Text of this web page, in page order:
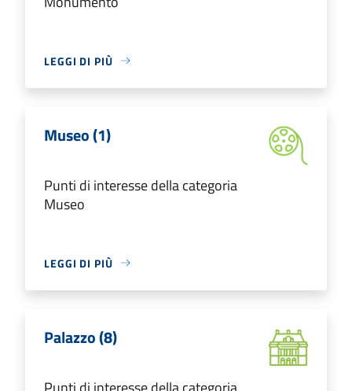
LEGGI DI PIÙ
Museo (1)
Punti di interesse della categoria
Museo
LEGGI DI PIÙ
Palazzo (8)